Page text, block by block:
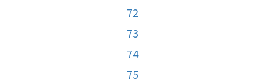
72
73
74
75